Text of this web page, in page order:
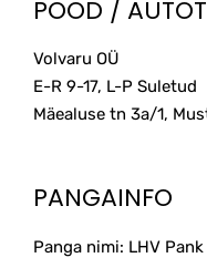
POOD /
Volvaru OÜ
E-R 9-17, L-P Suletud
Mäealuse tn 3a/1,
PANGAINFO
Panga nimi: LHV Pank